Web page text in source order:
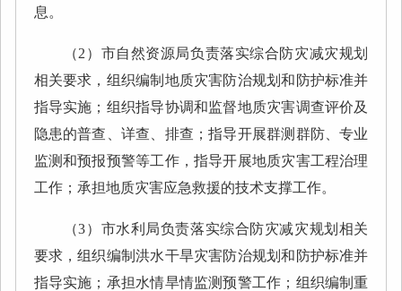
息。
（2）市自然资源局负责落实综合防灾减灾规划
相关要求，组织编制地质灾害防治规划和防护标准并
指导实施；组织指导协调和监督地质灾害调查评价及
隐患的普查、详查、排查；指导开展群测群防、专业
监测和预报预警等工作，指导开展地质灾害工程治理
工作；承担地质灾害应急救援的技术支撑工作。
（3）市水利局负责落实综合防灾减灾规划相关
要求，组织编制洪水干旱灾害防治规划和防护标准并
指导实施；承担水情旱情监测预警工作；组织编制重